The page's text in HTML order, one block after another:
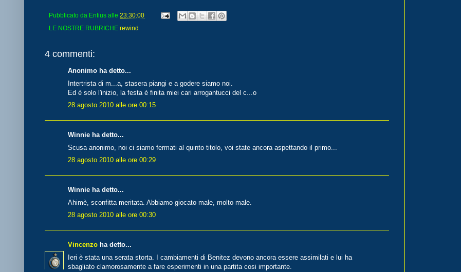
Pubblicato da Entius alle 23:30:00
LE NOSTRE RUBRICHE rewind
4 commenti:
Anonimo ha detto...
Intertrista di m...a, stasera piangi e a godere siamo noi.
Ed è solo l'inizio, la festa è finita miei cari arrogantucci del c...o
28 agosto 2010 alle ore 00:15
Winnie ha detto...
Scusa anonimo, noi ci siamo fermati al quinto titolo, voi state ancora aspettando il primo...
28 agosto 2010 alle ore 00:29
Winnie ha detto...
Ahimè, sconfitta meritata. Abbiamo giocato male, molto male.
28 agosto 2010 alle ore 00:30
Vincenzo ha detto...
Ieri è stata una serata storta. I cambiamenti di Benitez devono ancora essere assimilati e lui ha
sbagliato clamorosamente a fare esperimenti in una partita cosi importante.